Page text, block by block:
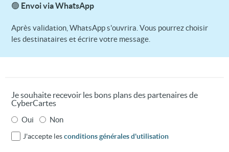
🟢 Envoi via WhatsApp
Après validation, WhatsApp s'ouvrira. Vous pourrez choisir
les destinataires et écrire votre message.
Je souhaite recevoir les bons plans des partenaires de
CyberCartes
Oui Non
J'accepte lesconditions générales d'utilisation